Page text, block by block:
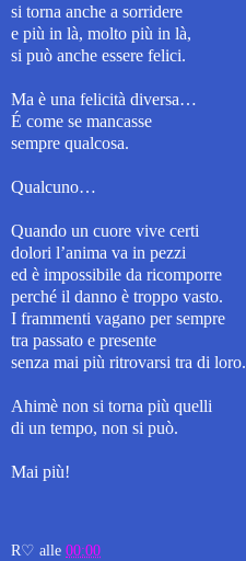
si torna anche a sorridere
e più in là, molto più in là,
si può anche essere felici.
Ma è una felicità diversa…
É come se mancasse
sempre qualcosa.
Qualcuno…
Quando un cuore vive certi
dolori l’anima va in pezzi
ed è impossibile da ricomporre
perché il danno è troppo vasto.
I frammenti vagano per sempre
tra passato e presente
senza mai più ritrovarsi tra di loro.
Ahimè non si torna più quelli
di un tempo, non si può.
Mai più!
R♡ alle 00:00